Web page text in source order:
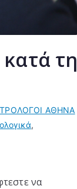
τη
ΑΘΗΝΑ
,
να